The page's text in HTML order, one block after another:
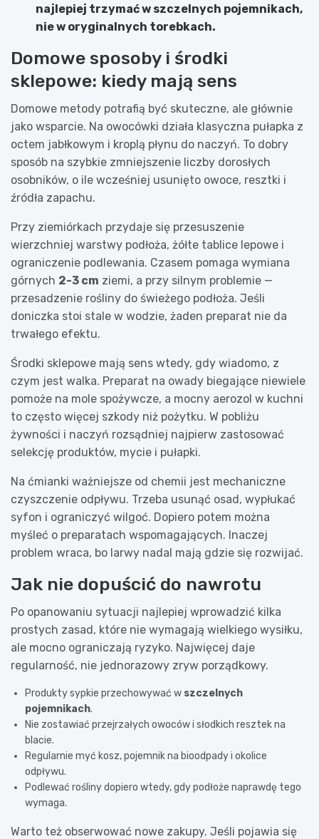
najlepiej trzymać w szczelnych pojemnikach,
nie w oryginalnych torebkach.
Domowe sposoby i środki
sklepowe: kiedy mają sens
Domowe metody potrafią być skuteczne, ale głównie
jako wsparcie. Na owocówki działa klasyczna pułapka z
octem jabłkowym i kroplą płynu do naczyń. To dobry
sposób na szybkie zmniejszenie liczby dorosłych
osobników, o ile wcześniej usunięto owoce, resztki i
źródła zapachu.
Przy ziemiórkach przydaje się przesuszenie
wierzchniej warstwy podłoża, żółte tablice lepowe i
ograniczenie podlewania. Czasem pomaga wymiana
górnych 2-3 cm ziemi, a przy silnym problemie —
przesadzenie rośliny do świeżego podłoża. Jeśli
doniczka stoi stale w wodzie, żaden preparat nie da
trwałego efektu.
Środki sklepowe mają sens wtedy, gdy wiadomo, z
czym jest walka. Preparat na owady biegające niewiele
pomoże na mole spożywcze, a mocny aerozol w kuchni
to często więcej szkody niż pożytku. W pobliżu
żywności i naczyń rozsądniej najpierw zastosować
selekcję produktów, mycie i pułapki.
Na ćmianki ważniejsze od chemii jest mechaniczne
czyszczenie odpływu. Trzeba usunąć osad, wypłukać
syfon i ograniczyć wilgoć. Dopiero potem można
myśleć o preparatach wspomagających. Inaczej
problem wraca, bo larwy nadal mają gdzie się rozwijać.
Jak nie dopuścić do nawrotu
Po opanowaniu sytuacji najlepiej wprowadzić kilka
prostych zasad, które nie wymagają wielkiego wysiłku,
ale mocno ograniczają ryzyko. Najwięcej daje
regularność, nie jednorazowy zryw porządkowy.
Produkty sypkie przechowywać w szczelnych
pojemnikach.
Nie zostawiać przejrzałych owoców i słodkich resztek na
blacie.
Regularnie myć kosz, pojemnik na bioodpady i okolice
odpływu.
Podlewać rośliny dopiero wtedy, gdy podłoże naprawdę tego
wymaga.
Warto też obserwować nowe zakupy. Jeśli pojawia się